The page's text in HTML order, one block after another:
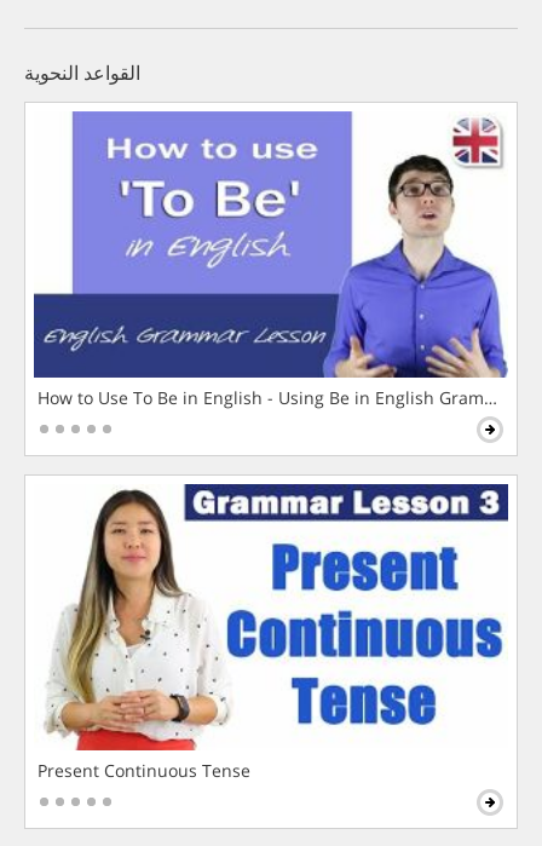
القواعد النحوية
How to Use To Be in English - Using Be in English Grammar
Present Continuous Tense